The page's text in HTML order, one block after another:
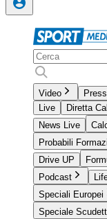
Video
Live
Diretta
News Live
Probabili
Drive UP
Podcast
Speciali Europei
Speciale